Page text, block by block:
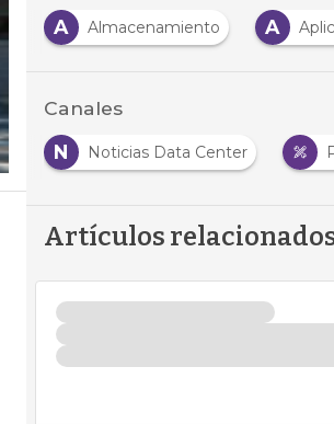
A Almacenamiento A
Canales
N
Noticias Data Center
Artículos